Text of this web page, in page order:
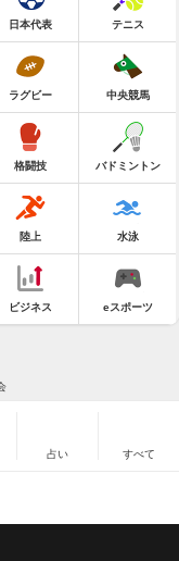
日本代表 テニス
ラグビー 中央競馬
格闘技 バドミントン
陸上 水泳
ビジネス eスポーツ
占い すべて